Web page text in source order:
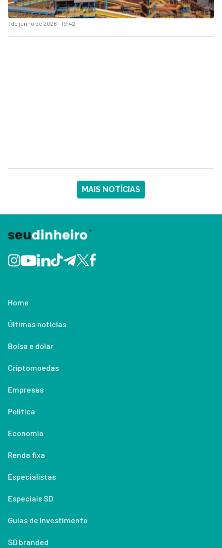
1 de junho de 2026 - 19:42
MAIS NOTÍCIAS
Home
Últimas notícias
Bolsa e dólar
Criptomoedas
Empresas
Política
Economia
Renda fixa
Especialistas
Especiais SD
Guias de investimento
SD branded